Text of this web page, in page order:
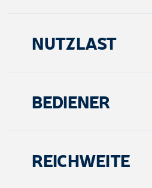
NUTZLAST
BEDIENER
REICHWEITE